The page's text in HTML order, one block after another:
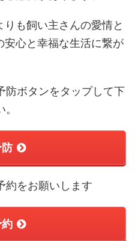
も飼い主さんの愛情と
心と幸福な生活に繋が
防ボタンをタップして下
。
防
約をお願いします